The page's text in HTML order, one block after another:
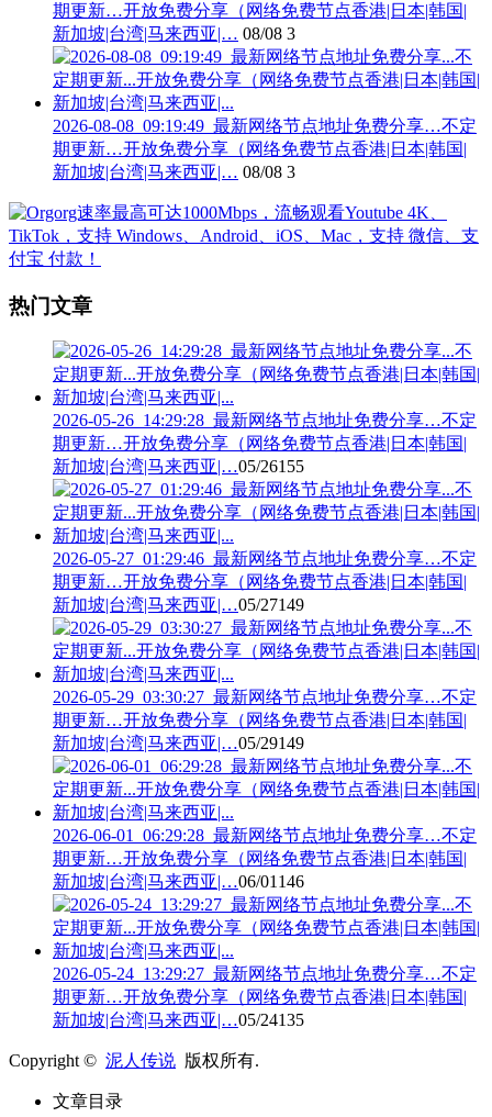
期更新…开放免费分享（网络免费节点香港|日本|韩国|
新加坡|台湾|马来西亚|… 08/08 3
2026-08-08_09:19:49_最新网络节点地址免费分享…不定
期更新…开放免费分享（网络免费节点香港|日本|韩国|
新加坡|台湾|马来西亚|… 08/08 3
热门文章
2026-05-26_14:29:28_最新网络节点地址免费分享…不定
期更新…开放免费分享（网络免费节点香港|日本|韩国|
新加坡|台湾|马来西亚|…05/26155
2026-05-27_01:29:46_最新网络节点地址免费分享…不定
期更新…开放免费分享（网络免费节点香港|日本|韩国|
新加坡|台湾|马来西亚|…05/27149
2026-05-29_03:30:27_最新网络节点地址免费分享…不定
期更新…开放免费分享（网络免费节点香港|日本|韩国|
新加坡|台湾|马来西亚|…05/29149
2026-06-01_06:29:28_最新网络节点地址免费分享…不定
期更新…开放免费分享（网络免费节点香港|日本|韩国|
新加坡|台湾|马来西亚|…06/01146
2026-05-24_13:29:27_最新网络节点地址免费分享…不定
期更新…开放免费分享（网络免费节点香港|日本|韩国|
新加坡|台湾|马来西亚|…05/24135
Copyright © 泥人传说 版权所有.
文章目录